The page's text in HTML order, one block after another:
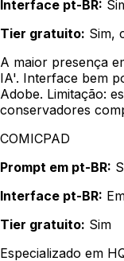
Interface pt-BR:
Tier gratuito: Sim,
A maior presença
IA'. Interface bem
Adobe. Limitação:
conservadores
COMICPAD
Prompt em pt-BR:
Interface pt-BR:
Tier gratuito: Sim
Especializado em